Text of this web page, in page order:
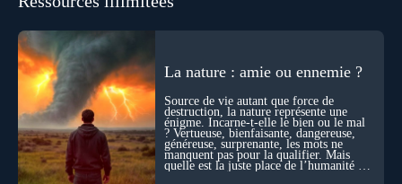
disparaître ? Au fil de cet échange, Nicolas raconte ses
expériences les plus troublantes : visions vérifiées,
explorations du cosmos, présence d’autres consciences
durant ses sorties, protocoles scientifiques… et toujours, cette
sensation étrange d’être relié à bien plus vaste que lui-même
! Sommes-nous à l’aube d’une révolution de la conscience ?
Sans doute. Mais encore faut-il accepter d’explorer ces
territoires avec lucidité, et rigueur…
La nature : amie ou ennemie ?
Source de vie autant que force de
destruction, la nature représente une
énigme. Incarne-t-elle le bien ou le mal
? Vertueuse, bienfaisante, dangereuse,
généreuse, surprenante, les mots ne
manquent pas pour la qualifier. Mais
quelle est la juste place de l’humanité au
cœur du vivant ?